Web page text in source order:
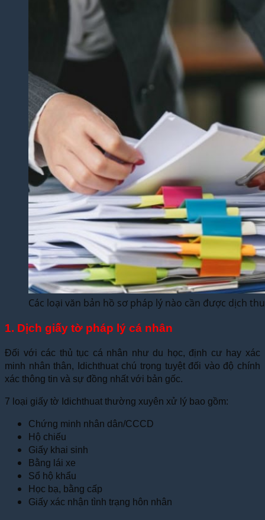
Các loại văn bản hồ sơ pháp lý nào cần được dịch
1. Dịch giấy tờ pháp lý cá nhân
Đối với các thủ tục cá nhân như du học, định cư hay xác
minh nhân thân, Idichthuat chú trọng tuyệt đối vào độ chính
xác thông tin và sự đồng nhất với bản gốc.
7 loại giấy tờ Idichthuat thường xuyên xử lý bao gồm:
Chứng minh nhân dân/CCCD
Hộ chiếu
Giấy khai sinh
Bằng lái xe
Sổ hộ khẩu
Học bạ, bằng cấp
Giấy xác nhận tình trạng hôn nhân